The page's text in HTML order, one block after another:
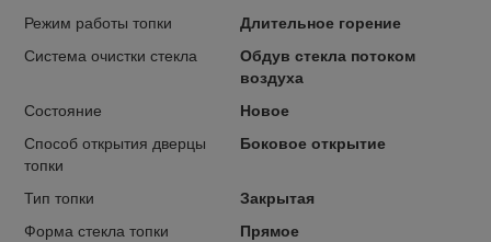
Режим работы топки
Длительное горение
Система очистки стекла
Обдув стекла потоком
воздуха
Состояние
Новое
Способ открытия дверцы
топки
Боковое открытие
Тип топки
Закрытая
Форма стекла топки
Прямое